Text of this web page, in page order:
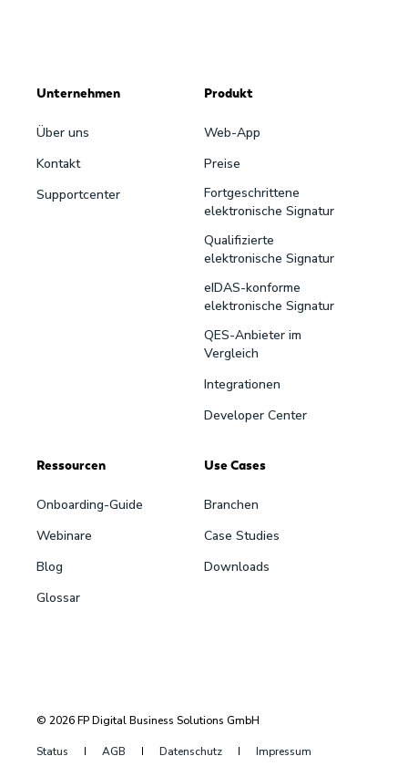
Unternehmen
Über uns
Kontakt
Supportcenter
Produkt
Web-App
Preise
Fortgeschrittene
elektronische Signatur
Qualifizierte
elektronische Signatur
eIDAS-konforme
elektronische Signatur
QES-Anbieter im
Vergleich
Integrationen
Developer Center
Ressourcen
Onboarding-Guide
Webinare
Blog
Glossar
Use Cases
Branchen
Case Studies
Downloads
© 2026 FP Digital Business Solutions GmbH
Status AGB Datenschutz Impressum